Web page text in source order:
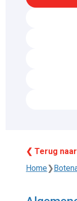
❮ Terug
Home❯